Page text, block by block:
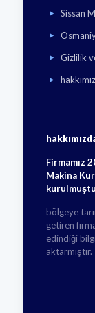
Sissan
Gizlilik
Firmamız
Makina
bölgeye
getiren
edindiği
aktarmıştır.